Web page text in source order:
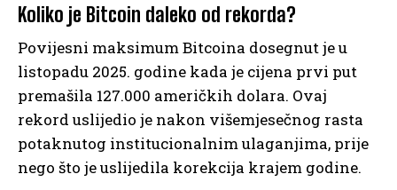
Koliko je Bitcoin daleko od rekorda?
Povijesni maksimum Bitcoina dosegnut je u
listopadu 2025. godine kada je cijena prvi put
premašila 127.000 američkih dolara. Ovaj
rekord uslijedio je nakon višemjesečnog rasta
potaknutog institucionalnim ulaganjima, prije
nego što je uslijedila korekcija krajem godine.